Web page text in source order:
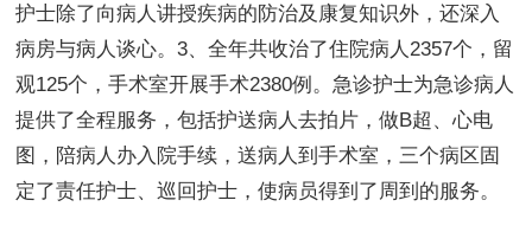
护士除了向病人讲授疾病的防治及康复知识外，还深入
病房与病人谈心。3、全年共收治了住院病人2357个，留
观125个，手术室开展手术2380例。急诊护士为急诊病人
提供了全程服务，包括护送病人去拍片，做B超、心电
图，陪病人办入院手续，送病人到手术室，三个病区固
定了责任护士、巡回护士，使病员得到了周到的服务。